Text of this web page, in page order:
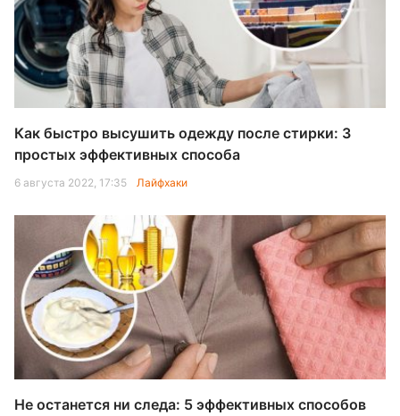
Как быстро высушить одежду после стирки: 3
простых эффективных способа
6 августа 2022, 17:35 Лайфхаки
Не останется ни следа: 5 эффективных способов